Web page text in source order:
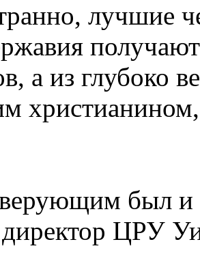
лучшие
а из глубоко
был
директор ЦРУ